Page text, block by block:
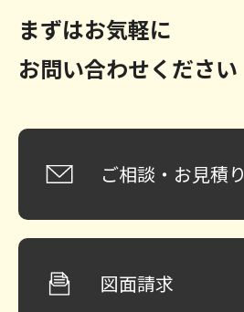
まずはお気軽に
お問い合わせください
ご相談・お見積り
図面請求